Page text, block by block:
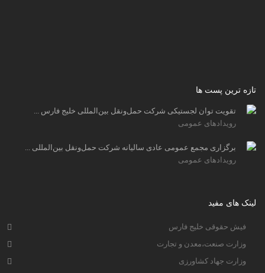
تازه ترین پست ها
تقویت توان لجستیکی شرکت حمل‌ونقل بین‌المللی خلیج فارس ...
رویدادهای عمومی
برگزاری مجمع عمومی عادی سالیانه شرکت حمل‌ونقل بین‌المللی ...
رویدادهای عمومی
لینک های مفید
فیش حقوقی خلیج فارس
وزارت صنعت،معدن و تجارت
وزارت جهاد کشاورزی